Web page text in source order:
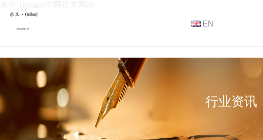
EN
行业资讯